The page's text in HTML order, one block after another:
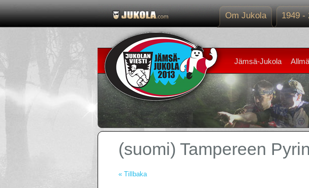
Om Jukola 1949 -
Jämsä-Jukola
(suomi) Tampereen
« Tillbaka